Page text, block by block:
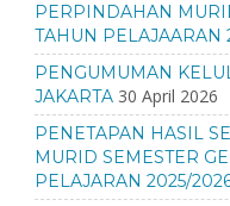
PERPINDAHAN
TAHUN PELAJAARAN
PENGUMUMAN
JAKARTA 30 April 2026
PENETAPAN HASIL
MURID SEMESTER
PELAJARAN 2025/